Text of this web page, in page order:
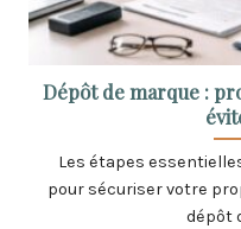
Dépôt de marque :
Les étapes
pour sécuriser votre
dépôt